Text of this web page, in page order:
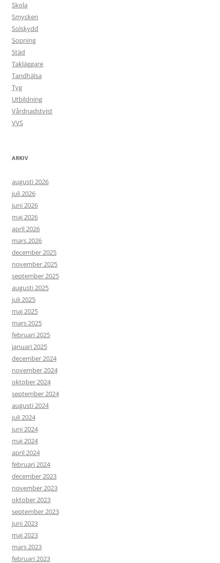
Skola
Smycken
Solskydd
Sopning
Städ
Takläggare
Tandhälsa
Tyg
Utbildning
Vårdnadstvist
VVS
ARKIV
augusti 2026
juli 2026
juni 2026
maj 2026
april 2026
mars 2026
december 2025
november 2025
september 2025
augusti 2025
juli 2025
maj 2025
mars 2025
februari 2025
januari 2025
december 2024
november 2024
oktober 2024
september 2024
augusti 2024
juli 2024
juni 2024
maj 2024
april 2024
februari 2024
december 2023
november 2023
oktober 2023
september 2023
juni 2023
maj 2023
mars 2023
februari 2023